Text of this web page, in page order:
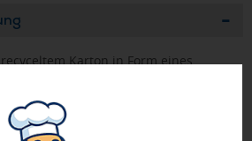
Karton in Form eines
Markerblöcke auf dem Dach.